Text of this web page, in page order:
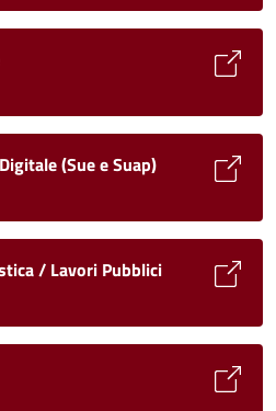
(Sue e Suap)
/ Lavori Pubblici